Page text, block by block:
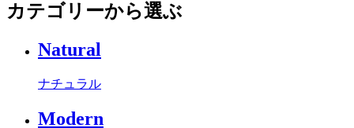
カテゴリーから選ぶ
Natural
ナチュラル
Modern